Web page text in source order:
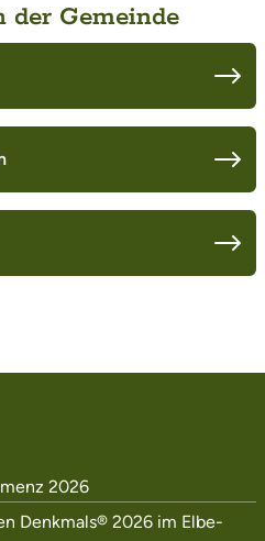
der Gemeinde
2026
Denkmals® 2026 im Elbe-